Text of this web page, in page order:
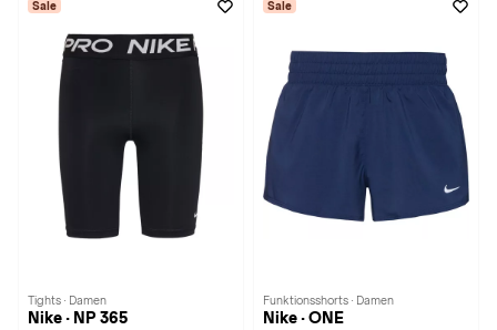
Sale
Tights · Damen
Nike · NP 365
Sale
Funktionsshorts · Damen
Nike · ONE